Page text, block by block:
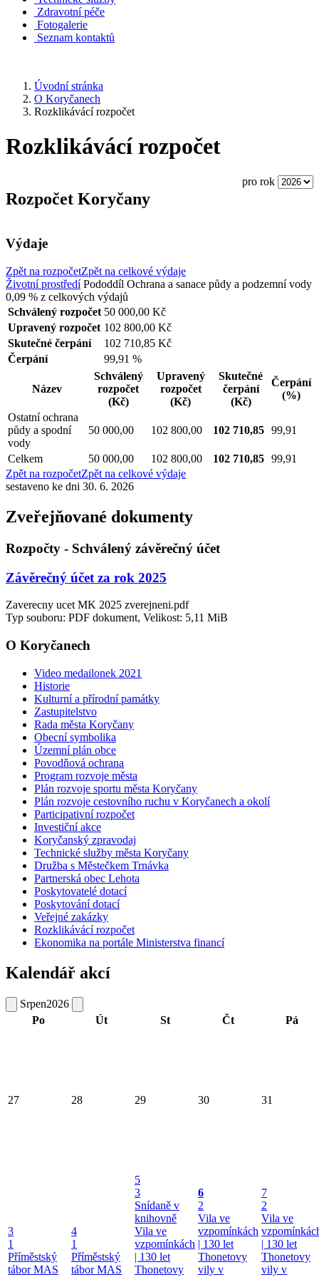
Zdravotní péče
Fotogalerie
Seznam kontaktů
Úvodní stránka
O Koryčanech
Rozklikávácí rozpočet
Rozklikávácí rozpočet
pro rok
Rozpočet Koryčany
Výdaje
Zpět na rozpočetZpět na celkové výdaje
Životní prostředí Pododdíl Ochrana a sanace půdy a podzemní vody
0,09 % z celkových výdajů
Schválený rozpočet 50 000,00 Kč
Upravený rozpočet 102 800,00 Kč
Skutečné čerpání
102 710,85 Kč
Čerpání
99,91 %
Název
Schválený
rozpočet
(Kč)
Upravený
rozpočet
(Kč)
Skutečné
čerpání
(Kč)
Čerpání
(%)
Ostatní ochrana
půdy a spodní
vody
50 000,00 102 800,00 102 710,85 99,91
Celkem 50 000,00 102 800,00 102 710,85 99,91
Zpět na rozpočetZpět na celkové výdaje
sestaveno ke dni 30. 6. 2026
Zveřejňované dokumenty
Rozpočty - Schválený závěrečný účet
Závěrečný účet za rok 2025
Zaverecny ucet MK 2025 zverejneni.pdf
Typ souboru: PDF dokument, Velikost: 5,11 MiB
O Koryčanech
Video medailonek 2021
Historie
Kulturní a přírodní památky
Zastupitelstvo
Rada města Koryčany
Obecní symbolika
Územní plán obce
Povodňová ochrana
Program rozvoje města
Plán rozvoje sportu města Koryčany
Plán rozvoje cestovního ruchu v Koryčanech a okolí
Participativní rozpočet
Investiční akce
Koryčanský zpravodaj
Technické služby města Koryčany
Družba s Městečkem Trnávka
Partnerská obec Lehota
Poskytovatelé dotací
Poskytování dotací
Veřejné zakázky
Rozklikávácí rozpočet
Ekonomika na portále Ministerstva financí
Kalendář akcí
Srpen2026
Po
Út St Čt Pá
27 28 29 30 31
3
1
Příměstský
tábor MAS
4
1
Příměstský
tábor MAS
5
3
Snídaně v
knihovně
Vila ve
vzpomínkách
| 130 let
Thonetovy
6
2
Vila ve
vzpomínkách
| 130 let
Thonetovy
vily v
7
2
Vila ve
| 130 let
Thonetovy
vily v